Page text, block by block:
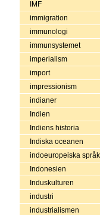
IMF
immigration
immunologi
immunsystemet
imperialism
import
impressionism
indianer
Indien
Indiens historia
Indiska oceanen
indoeuropeiska språk
Indonesien
Induskulturen
industri
industrialismen